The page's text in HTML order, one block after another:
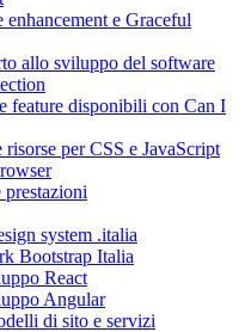
enhancement e Graceful
allo sviluppo del software
feature disponibili con Can I
per CSS e JavaScript
system .italia
Bootstrap Italia
React
Angular
di sito e servizi